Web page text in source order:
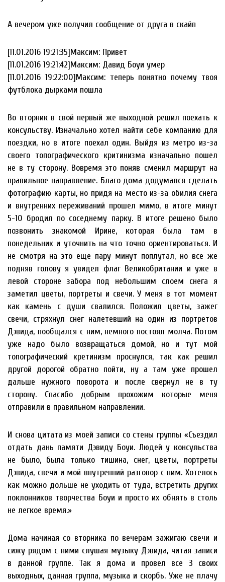
А вечером уже получил сообщение от друга в скайп
[11.01.2016 19:21:35]Максим: Привет
[11.01.2016 19:21:42]Максим: Давид Боуи умер
[11.01.2016 19:22:00]Максим: теперь понятно почему твоя
футблока дырками пошла
Во вторник в свой первый же выходной решил поехать к
консульству. Изначально хотел найти себе компанию для
поездки, но в итоге поехал один. Выйдя из метро из-за
своего топографического критинизма изначально пошел
не в ту сторону. Вовремя это поняв сменил маршрут на
правильное направление. Благо дома додумался сделать
фотографию карты, но придя на место из-за обилия снега
и внутренних переживаний прошел мимо, в итоге минут
5-10 бродил по соседнему парку. В итоге решено было
позвонить знакомой Ирине, которая была там в
понедельник и уточнить на что точно ориентироваться. И
не смотря на это еще пару минут поплутал, но все же
подняв голову я увидел флаг Великобритании и уже в
левой стороне забора под небольшим слоем снега я
заметил цветы, портреты и свечи. У меня в тот момент
как камень с души свалился. Положил цветы, зажег
свечи, стряхнул снег налетевший на один из портретов
Дэвида, пообщался с ним, немного постоял молча. Потом
уже надо было возвращаться домой, но и тут мой
топографический кретинизм проснулся, так как решил
другой дорогой обратно пойти, ну а там уже прошел
дальше нужного поворота и после свернул не в ту
сторону. Спасибо добрым прохожим которые меня
отправили в правильном направлении.
И снова цитата из моей записи со стены группы «Съездил
отдать дань памяти Дэвиду Боуи. Людей у консульства
не было, была только тишина, снег, цветы, портреты
Дэвида, свечи и мой внутренний разговор с ним. Хотелось
как можно дольше не уходить от туда, встретить других
поклонников творчества Боуи и просто их обнять в столь
не легкое время.»
Дома начиная со вторника по вечерам зажигаю свечи и
сижу рядом с ними слушая музыку Дэвида, читая записи
в данной группе. Так я дома и провел все 3 своих
выходных, данная группа, музыка и скорбь. Уже не плачу